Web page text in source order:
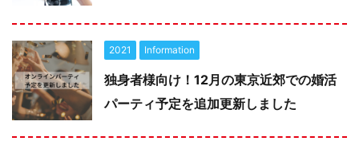
2021 Information
独身者様向け！12月の東京近郊での婚活
パーティ予定を追加更新しました